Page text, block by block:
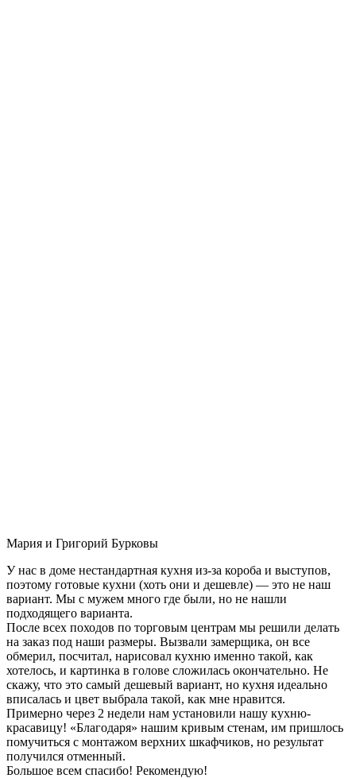
Мария и Григорий Бурковы
У нас в доме нестандартная кухня из-за короба и выступов,
поэтому готовые кухни (хоть они и дешевле) — это не наш
вариант. Мы с мужем много где были, но не нашли
подходящего варианта.
После всех походов по торговым центрам мы решили делать
на заказ под наши размеры. Вызвали замерщика, он все
обмерил, посчитал, нарисовал кухню именно такой, как
хотелось, и картинка в голове сложилась окончательно. Не
скажу, что это самый дешевый вариант, но кухня идеально
вписалась и цвет выбрала такой, как мне нравится.
Примерно через 2 недели нам установили нашу кухню-
красавицу! «Благодаря» нашим кривым стенам, им пришлось
помучиться с монтажом верхних шкафчиков, но результат
получился отменный.
Большое всем спасибо! Рекомендую!